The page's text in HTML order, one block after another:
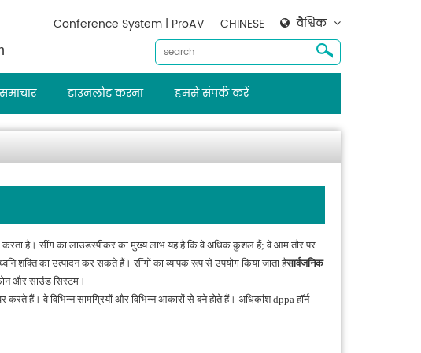
वैश्विक
CHINESE
Conference System | ProAV
समाचार डाउनलोड करना हमसे संपर्क करें
करता है। सींग का लाउडस्पीकर का मुख्य लाभ यह है कि वे अधिक कुशल हैं; वे आम तौर पर
शक्ति का उत्पादन कर सकते हैं। सींगों का व्यापक रूप से उपयोग किया जाता हैसार्वजनिक
और साउंड सिस्टम।
हैं। वे विभिन्न सामग्रियों और विभिन्न आकारों से बने होते हैं। अधिकांश dppa हॉर्न